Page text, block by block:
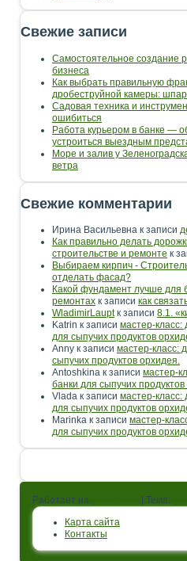
Свежие записи
Самостоятельное создание
бизнеса
Как выбрать правильную
дробеструйной камеры:
Садовая техника и
ошибиться
Работа курьером в банке —
устроиться выездным
Море и залив у
ветра
Свежие комментарии
Ирина Васильевна к записи
Как правильно делать
строительстве и ремонте к
Выбираем кирпич -
отделать фасад?
Какой фундамент лучше для
ремонтах к записи как
WladimirLauptк записи 8.1.
Katrin к записи мастер-класс:
для сыпучих продуктов
Anny к записи мастер-класс:
сыпучих продуктов орхидея.
Antoshkina к записи мастер-
банки для сыпучих
Vlada к записи мастер-класс:
для сыпучих продуктов
Marinka к записи мастер-
для сыпучих продуктов
Работает на | Тема:
Карта сайта
Контакты